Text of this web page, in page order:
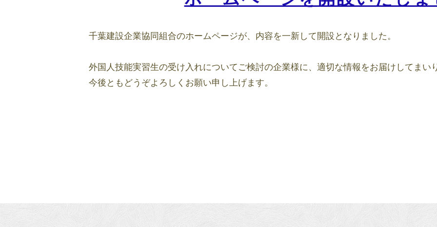
千葉建設企業協同組合のホームページが、内容を一新して開設となりました。
外国人技能実習生の受け入れについてご検討の企業様に、適切な情報をお届けしてまい
今後ともどうぞよろしくお願い申し上げます。